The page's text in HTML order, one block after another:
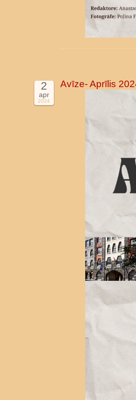
2
apr
2024
Avīze- Aprīlis